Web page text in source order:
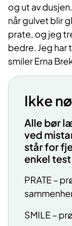
og ut av
når gulvet blir
prate, og jeg
bedre. Jeg har
smiler Erna
Ikke
Alle bør
ved
står for
enkel
PRATE –
SMILE –